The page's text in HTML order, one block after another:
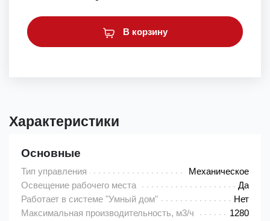
В корзину
Характеристики
Основные
Тип управления
Механическое
Освещение рабочего места
Да
Работает в системе "Умный дом"
Нет
Максимальная производительность, м3/ч
1280